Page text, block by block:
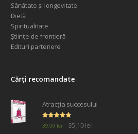
Sănătate și longevitate
Dietă
Spiritualitate
Științe de frontieră
Edituri partenere
Cărți recomandate
Atracția succesului
Evaluat la
4.77din 5
39,00lei
Prețul
35,10 lei